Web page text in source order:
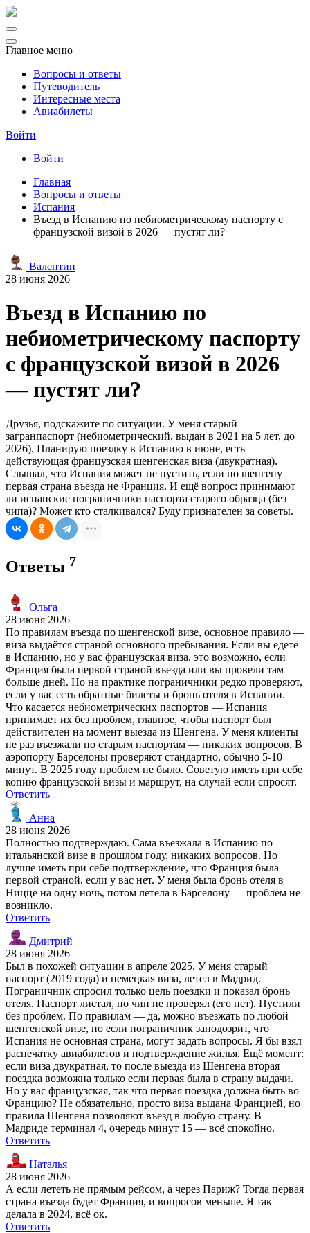
Главное меню
Вопросы и ответы
Путеводитель
Интересные места
Авиабилеты
Войти
Войти
Главная
Вопросы и ответы
Испания
Въезд в Испанию по небиометрическому паспорту с
французской визой в 2026 — пустят ли?
Валентин
28 июня 2026
Въезд в Испанию по
небиометрическому паспорту
с французской визой в 2026
— пустят ли?
Друзья, подскажите по ситуации. У меня старый
загранпаспорт (небиометрический, выдан в 2021 на 5 лет, до
2026). Планирую поездку в Испанию в июне, есть
действующая французская шенгенская виза (двукратная).
Слышал, что Испания может не пустить, если по шенгену
первая страна въезда не Франция. И ещё вопрос: принимают
ли испанские пограничники паспорта старого образца (без
чипа)? Может кто сталкивался? Буду признателен за советы.
Ответы 7
Ольга
28 июня 2026
По правилам въезда по шенгенской визе, основное правило —
виза выдаётся страной основного пребывания. Если вы едете
в Испанию, но у вас французская виза, это возможно, если
Франция была первой страной въезда или вы провели там
больше дней. Но на практике пограничники редко проверяют,
если у вас есть обратные билеты и бронь отеля в Испании.
Что касается небиометрических паспортов — Испания
принимает их без проблем, главное, чтобы паспорт был
действителен на момент выезда из Шенгена. У меня клиенты
не раз въезжали по старым паспортам — никаких вопросов. В
аэропорту Барселоны проверяют стандартно, обычно 5-10
минут. В 2025 году проблем не было. Советую иметь при себе
копию французской визы и маршрут, на случай если спросят.
Ответить
Анна
28 июня 2026
Полностью подтверждаю. Сама въезжала в Испанию по
итальянской визе в прошлом году, никаких вопросов. Но
лучше иметь при себе подтверждение, что Франция была
первой страной, если у вас нет. У меня была бронь отеля в
Ницце на одну ночь, потом летела в Барселону — проблем не
возникло.
Ответить
Дмитрий
28 июня 2026
Был в похожей ситуации в апреле 2025. У меня старый
паспорт (2019 года) и немецкая виза, летел в Мадрид.
Пограничник спросил только цель поездки и показал бронь
отеля. Паспорт листал, но чип не проверял (его нет). Пустили
без проблем. По правилам — да, можно въезжать по любой
шенгенской визе, но если пограничник заподозрит, что
Испания не основная страна, могут задать вопросы. Я бы взял
распечатку авиабилетов и подтверждение жилья. Ещё момент:
если виза двукратная, то после выезда из Шенгена вторая
поездка возможна только если первая была в страну выдачи.
Но у вас французская, так что первая поездка должна быть во
Францию? Не обязательно, просто виза выдана Францией, но
правила Шенгена позволяют въезд в любую страну. В
Мадриде терминал 4, очередь минут 15 — всё спокойно.
Ответить
Наталья
28 июня 2026
А если лететь не прямым рейсом, а через Париж? Тогда первая
страна въезда будет Франция, и вопросов меньше. Я так
делала в 2024, всё ок.
Ответить